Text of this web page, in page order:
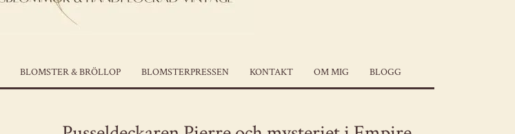
BLOMSTER & BRÖLLOP BLOMSTERPRESSEN KONTAKT OM MIG BLOGG